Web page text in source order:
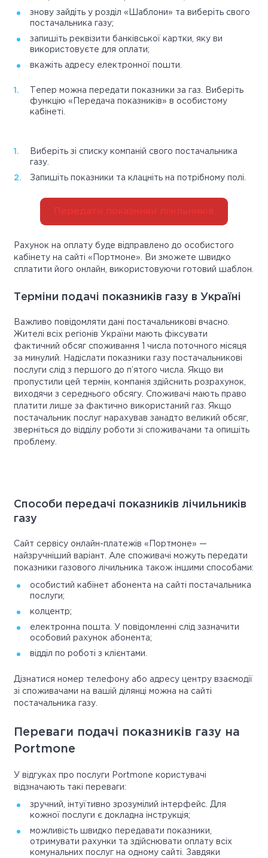
знову зайдіть у розділ «Шаблони» та виберіть свого
постачальника газу;
запишіть реквізити банківської картки, яку ви
використовуєте для оплати;
вкажіть адресу електронної пошти.
Тепер можна передати показники за газ. Виберіть
функцію «Передача показників» в особистому
кабінеті.
Виберіть зі списку компаній свого постачальника
газу.
Запишіть показники та клацніть на потрібному полі.
Передати показники лічільників
Рахунок на оплату буде відправлено до особистого
кабінету на сайті «Портмоне». Ви зможете швидко
сплатити його онлайн, використовуючи готовий шаблон.
Терміни подачі показників газу в Україні
Важливо повідомляти дані постачальникові вчасно.
Жителі всіх регіонів України мають фіксувати
фактичний обсяг споживання 1 числа поточного місяця
за минулий. Надіслати показники газу постачальникові
послуги слід з першого до п’ятого числа. Якщо ви
пропустили цей термін, компанія здійснить розрахунок,
виходячи з середнього обсягу. Споживачі мають право
платити лише за фактично використаний газ. Якщо
постачальник послуг нарахував занадто великий обсяг,
зверніться до відділу роботи зі споживачами та опишіть
проблему.
Способи передачі показників лічильників
газу
Сайт сервісу онлайн-платежів «Портмоне» —
найзручніший варіант. Але споживачі можуть передати
показники газового лічильника також іншими способами:
особистий кабінет абонента на сайті постачальника
послуги;
колцентр;
електронна пошта. У повідомленні слід зазначити
особовий рахунок абонента;
відділ по роботі з клієнтами.
Дізнатися номер телефону або адресу центру взаємодії
зі споживачами на вашій ділянці можна на сайті
постачальника газу.
Переваги подачі показників газу на
Portmone
У відгуках про послуги Portmone користувачі
відзначають такі переваги:
зручний, інтуїтивно зрозумілий інтерфейс. Для
кожної послуги є докладна інструкція;
можливість швидко передавати показники,
отримувати рахунки та здійснювати оплату всіх
комунальних послуг на одному сайті. Завдяки